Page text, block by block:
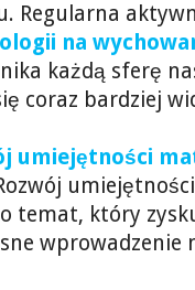
Regularna
na
każdą sferę
coraz bardziej
umiejętności
temat, który